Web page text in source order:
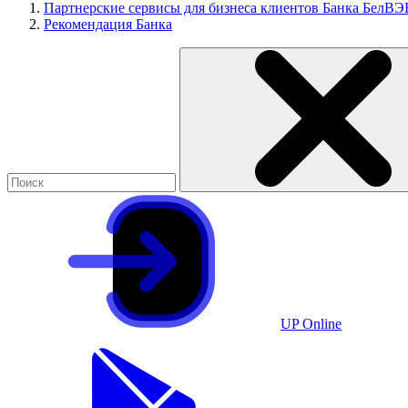
Партнерские сервисы для бизнеса клиентов Банка
Рекомендация Банка
UP Online